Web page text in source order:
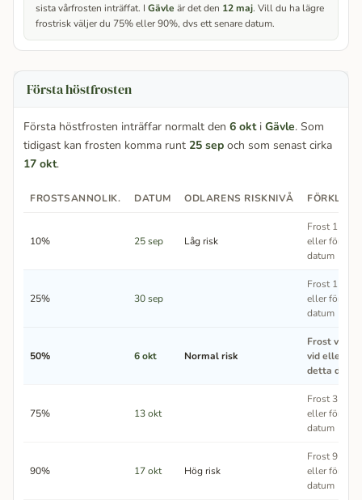
sista vårfrosten inträffat. I Gävle är det den 12 maj. Vill du ha lägre
frostrisk väljer du 75% eller 90%, dvs ett senare datum.
Första höstfrosten
Första höstfrosten inträffar normalt den 6 okti Gävle. Som
tidigast kan frosten komma runt 25 sep och som senast cirka
17 okt.
FROSTSANNOLIK. DATUM ODLARENS RISKNIVÅ
10% 25 sep Låg risk
Frost 1 av
eller före
datum
25% 30 sep
Frost 1 av 4
eller före
datum
50% 6 okt Normal risk
Frost
vid eller
detta
75% 13 okt
Frost 3 av 4
eller före
datum
90% 17 okt Hög risk
Frost 9 av
eller före
datum